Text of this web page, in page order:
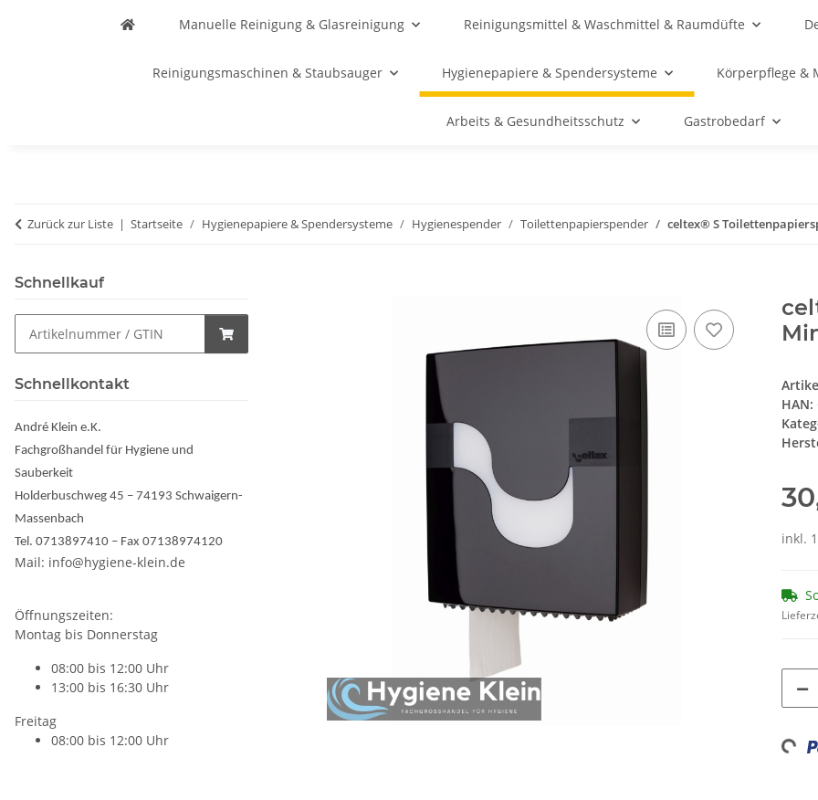
Manuelle Reinigung & Glasreinigung Reinigungsmittel & Waschmittel & Raumdüfte
Reinigungsmaschinen & Staubsauger Hygienepapiere & Spendersysteme Körperpflege &
Arbeits & Gesundheitsschutz Gastrobedarf
Zurück zur Liste Startseite Hygienepapiere & Spendersysteme Hygienespender Toilettenpapierspender celtex® S
HAN:
inkl.
Schnellkauf
Schnellkontakt
André Klein e.K.
Fachgroßhandel für Hygiene und
Sauberkeit
Holderbuschweg 45 – 74193 Schwaigern-
Massenbach
Tel. 0713897410 – Fax 07138974120
Mail: info@hygiene-klein.de
Öffnungszeiten:
Montag bis Donnerstag
08:00 bis 12:00 Uhr
13:00 bis 16:30 Uhr
Freitag
08:00 bis 12:00 Uhr